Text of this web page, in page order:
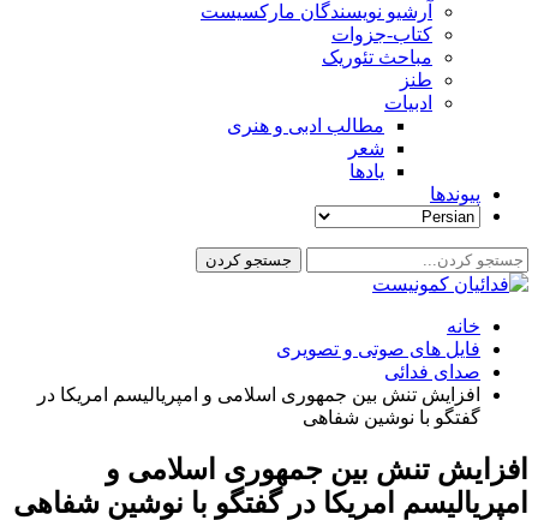
آرشیو نویسندگان مارکسیست
کتاب-جزوات
مباحث تئوریک
طنز
ادبیات
مطالب ادبی و هنری
شعر
یادها
پیوندها
خانه
فایل های صوتی و تصویری
صدای فدائی
افزایش تنش بین جمهوری اسلامی و امپریالیسم امریکا در
گفتگو با نوشین شفاهی
افزایش تنش بین جمهوری اسلامی و
امپریالیسم امریکا در گفتگو با نوشین شفاهی